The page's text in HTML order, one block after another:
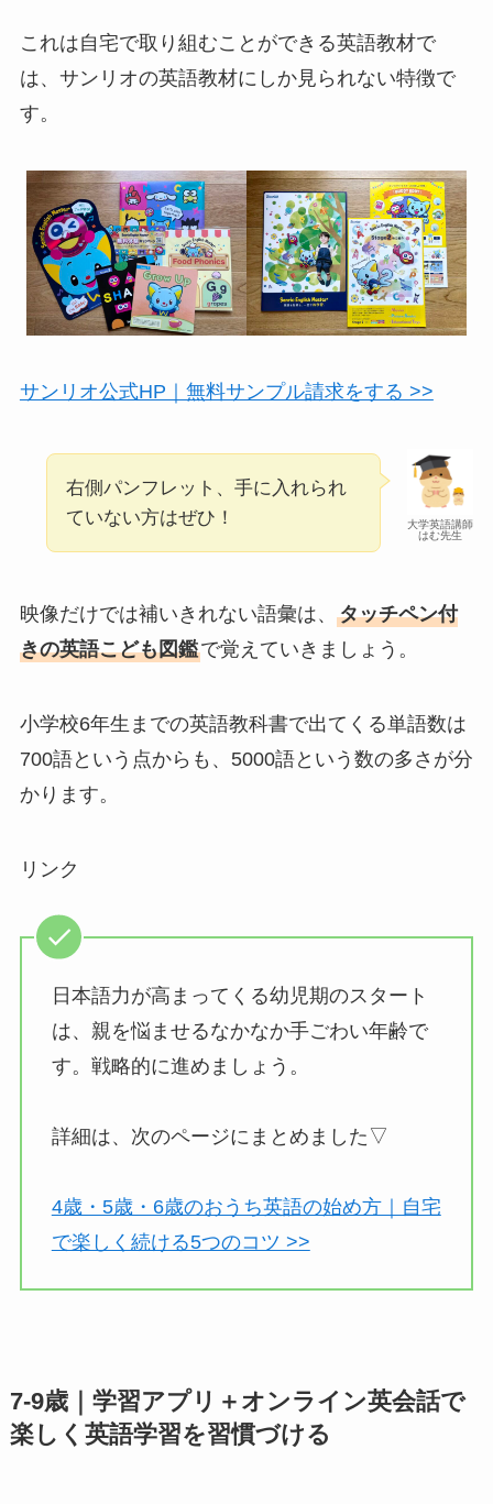
これは自宅で取り組むことができる英語教材で
は、サンリオの英語教材にしか見られない特徴で
す。
サンリオ公式HP｜無料サンプル請求をする >>
大学英語講師
はむ先生
右側パンフレット、手に入れられ
ていない方はぜひ！
映像だけでは補いきれない語彙は、 タッチペン付
きの英語こども図鑑で覚えていきましょう。
小学校6年生までの英語教科書で出てくる単語数は
700語という点からも、5000語という数の多さが分
かります。
リンク
日本語力が高まってくる幼児期のスタート
は、親を悩ませるなかなか手ごわい年齢で
す。戦略的に進めましょう。
詳細は、次のページにまとめました▽
4歳・5歳・6歳のおうち英語の始め方｜自宅
で楽しく続ける5つのコツ >>
7-9歳｜学習アプリ＋オンライン英会話で
楽しく英語学習を習慣づける